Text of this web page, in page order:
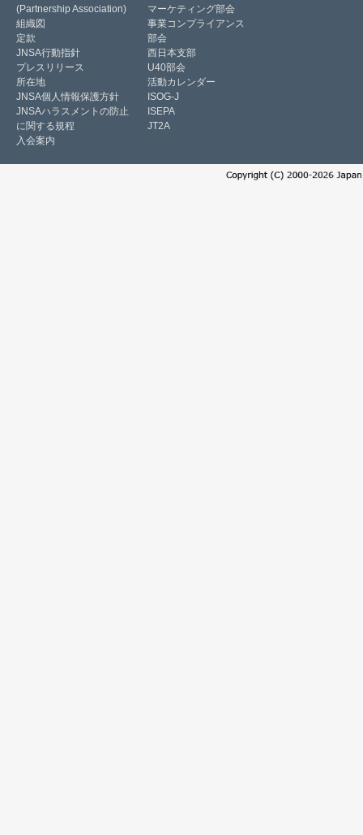
(Partnership Association)
組織図
定款
JNSA行動指針
プレスリリース
所在地
JNSA個人情報保護方針
JNSAハラスメントの防止
に関する規程
入会案内
マーケティング部会
事業コンプライアンス
部会
西日本支部
U40部会
活動カレンダー
ISOG-J
ISEPA
JT2A